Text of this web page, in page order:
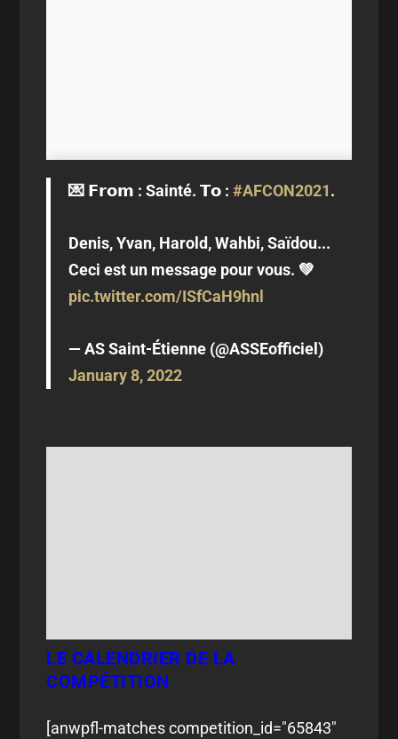
💌 𝗙𝗿𝗼𝗺 : Sainté. 𝗧𝗼 :#AFCON2021.
Denis, Yvan, Harold, Wahbi, Saïdou...
Ceci est un message pour vous. 💚
pic.twitter.com/ISfCaH9hnl
— AS Saint-Étienne (@ASSEofficiel)
January 8, 2022
LE CALENDRIER DE LA
COMPÉTITION
[anwpfl-matches competition_id="65843"